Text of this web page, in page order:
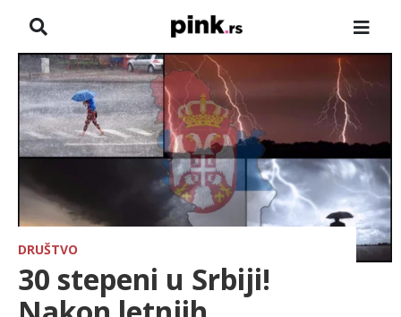
NASLOVNA
VESTI
ZADRUGA
SHOWBIZ
HRONIKA
FARMERI
DRUŠTVO
30 stepeni u Srbiji!